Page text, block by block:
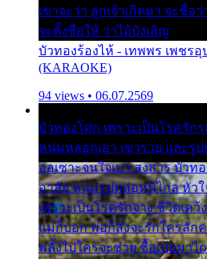
เขาจะว่า ลูกเจ้าเกิดมา จะชื่อ
จะตั้งชื่อให้ ว่าไอ้บังเอิญ
บัวทองร้องไห้ - เทพพร เพชร
(KARAOKE)
94 views • 06.07.2569
บัวทองโศก เพราะเป็นโรครั
หนุ่มหลอกเอา เขารวย และรู
ออเซาะจนใจเบา สงสาร บัวท
อาลัย หนุ่มรูปหล่อหนีไกล หัวใ
เพราะเป็นโรครักจาง ชีวิตเคว้
แม่ก็บอก พ่อก็สั่งจะรักใครสัก
พลั้งไปใครจะช่วย ซื้อเปลมาไ